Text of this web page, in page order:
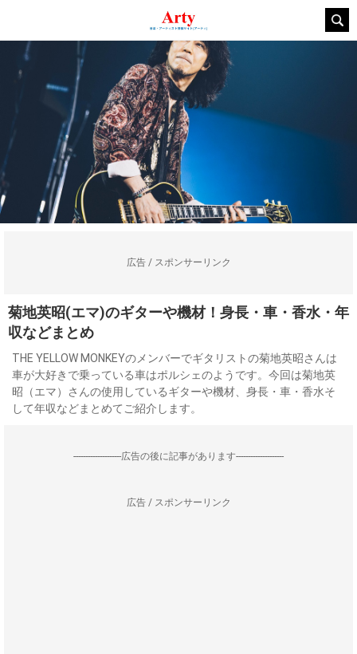
広告 / スポンサーリンク
菊地英昭(エマ)のギターや機材！身長・車・香水・年
収などまとめ
THE YELLOW MONKEYのメンバーでギタリストの菊地英昭さんは
車が大好きで乗っている車はポルシェのようです。今回は菊地英
昭（エマ）さんの使用しているギターや機材、身長・車・香水そ
して年収などまとめてご紹介します。
--------------------広告の後に記事があります--------------------
広告 / スポンサーリンク